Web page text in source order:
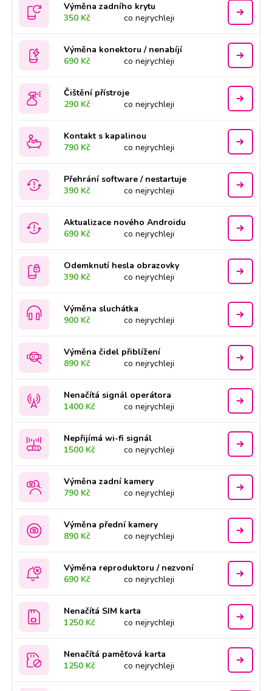
Výměna zadního krytu
350 Kč
co nejrychleji
Výměna konektoru / nenabíjí
690 Kč
co nejrychleji
Čištění přístroje
290 Kč
co nejrychleji
Kontakt s kapalinou
790 Kč
co nejrychleji
Přehrání software / nestartuje
390 Kč
co nejrychleji
Aktualizace nového Androidu
690 Kč
co nejrychleji
Odemknutí hesla obrazovky
390 Kč
co nejrychleji
Výměna sluchátka
900 Kč
co nejrychleji
Výměna čidel přiblížení
890 Kč
co nejrychleji
Nenačítá signál operátora
1400 Kč
co nejrychleji
Nepřijímá wi-fi signál
1500 Kč
co nejrychleji
Výměna zadní kamery
790 Kč
co nejrychleji
Výměna přední kamery
890 Kč
co nejrychleji
Výměna reproduktoru / nezvoní
690 Kč
co nejrychleji
Nenačítá SIM karta
1250 Kč
co nejrychleji
Nenačítá paměťová karta
1250 Kč
co nejrychleji